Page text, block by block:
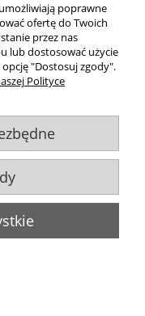
609484395,
ul. Starzyńskiego 6, 42-224
poprawne
ofertę do Twoich
przez nas
lub dostosować użycie
"Dostosuj zgody".
Polityce